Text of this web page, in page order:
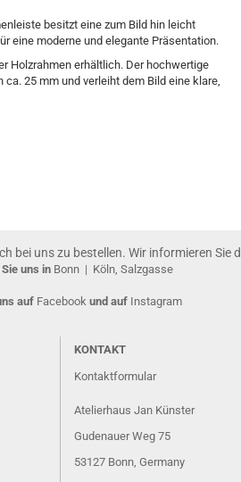
besitzt eine zum Bild hin leicht
eine moderne und elegante Präsentation.
Holzrahmen erhältlich. Der hochwertige
25 mm und verleiht dem Bild eine klare,
bei uns zu bestellen. Wir informieren Sie
uns in Bonn | Köln, Salzgasse
auf Facebook und auf Instagram
KONTAKT
Kontaktformular
Atelierhaus Jan Künster
Gudenauer Weg 75
53127 Bonn, Germany